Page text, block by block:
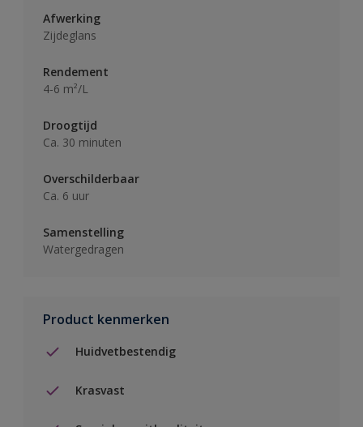
Afwerking
Zijdeglans
Rendement
4-6 m²/L
Droogtijd
Ca. 30 minuten
Overschilderbaar
Ca. 6 uur
Samenstelling
Watergedragen
Product kenmerken
Huidvetbestendig
Krasvast